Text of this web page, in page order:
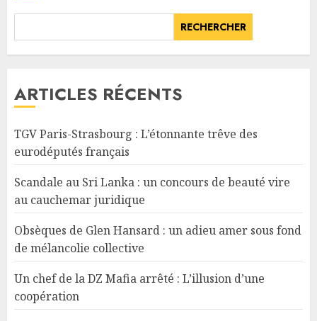
RECHERCHER
ARTICLES RÉCENTS
TGV Paris-Strasbourg : L’étonnante trêve des
eurodéputés français
Scandale au Sri Lanka : un concours de beauté vire
au cauchemar juridique
Obsèques de Glen Hansard : un adieu amer sous fond
de mélancolie collective
Un chef de la DZ Mafia arrêté : L’illusion d’une
coopération